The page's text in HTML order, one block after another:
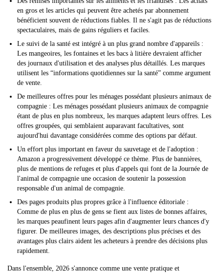
en gros et les articles qui peuvent être achetés par abonnement
bénéficient souvent de réductions fiables. Il ne s'agit pas de réductions
spectaculaires, mais de gains réguliers et faciles.
Le suivi de la santé est intégré à un plus grand nombre d'appareils :
Les mangeoires, les fontaines et les bacs à litière devraient afficher
des journaux d'utilisation et des analyses plus détaillés. Les marques
utilisent les “informations quotidiennes sur la santé” comme argument
de vente.
De meilleures offres pour les ménages possédant plusieurs animaux de
compagnie : Les ménages possédant plusieurs animaux de compagnie
étant de plus en plus nombreux, les marques adaptent leurs offres. Les
offres groupées, qui semblaient auparavant facultatives, sont
aujourd'hui davantage considérées comme des options par défaut.
Un effort plus important en faveur du sauvetage et de l'adoption :
Amazon a progressivement développé ce thème. Plus de bannières,
plus de mentions de refuges et plus d'appels qui font de la Journée de
l'animal de compagnie une occasion de soutenir la possession
responsable d'un animal de compagnie.
Des pages produits plus propres grâce à l'influence éditoriale :
Comme de plus en plus de gens se fient aux listes de bonnes affaires,
les marques peaufinent leurs pages afin d'augmenter leurs chances d'y
figurer. De meilleures images, des descriptions plus précises et des
avantages plus clairs aident les acheteurs à prendre des décisions plus
rapidement.
Dans l'ensemble, 2026 s'annonce comme une vente pratique et